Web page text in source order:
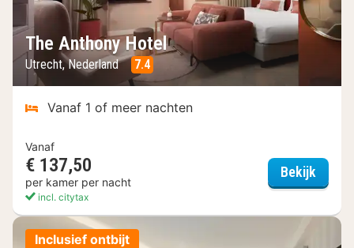
The Anthony Hotel
Utrecht, Nederland 7.4
Vanaf 1 of meer nachten
Vanaf
€ 137,50
per kamer per nacht
incl. citytax
Bekijk
Inclusief ontbijt